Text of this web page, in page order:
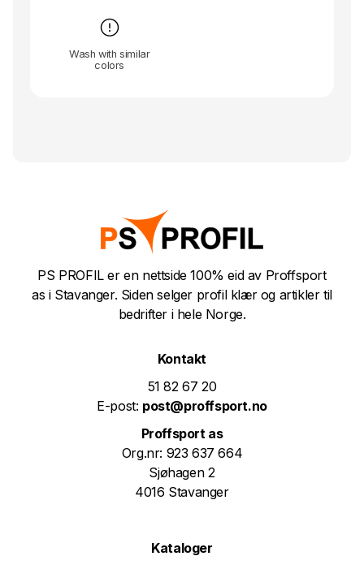
Wash with similar
colors
PS PROFIL er en nettside 100% eid av Proffsport
as i Stavanger. Siden selger profil klær og artikler til
bedrifter i hele Norge.
Kontakt
51 82 67 20
E-post: post@proffsport.no
Proffsport as
Org.nr: 923 637 664
Sjøhagen 2
4016 Stavanger
Kataloger